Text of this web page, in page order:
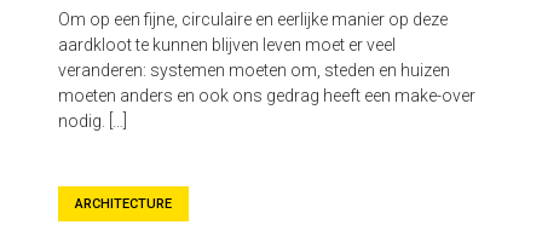
Om op een fijne, circulaire en eerlijke manier op deze
aardkloot te kunnen blijven leven moet er veel
veranderen: systemen moeten om, steden en huizen
moeten anders en ook ons gedrag heeft een make-over
nodig. […]
ARCHITECTURE